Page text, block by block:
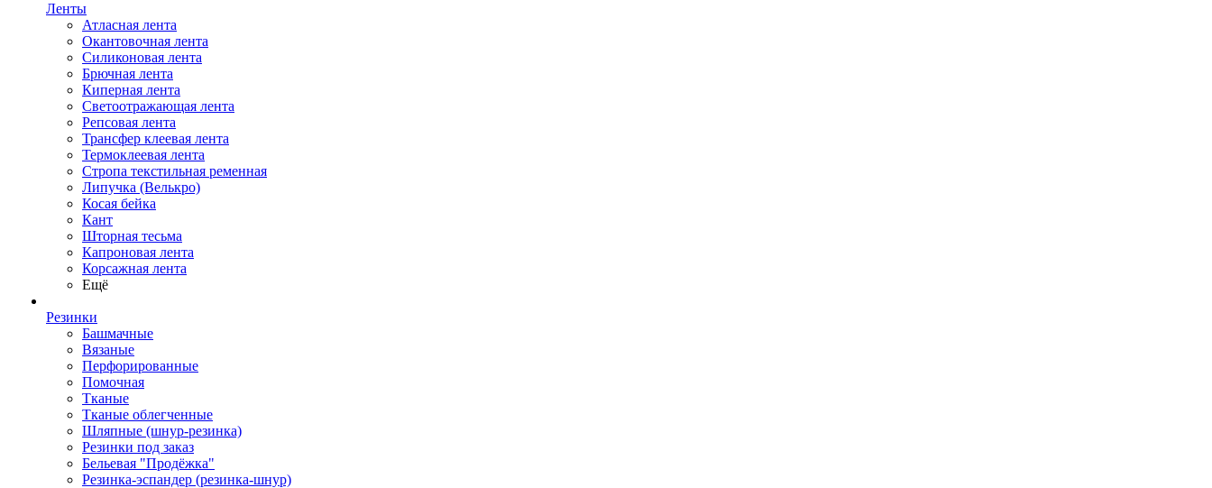
Ленты
Атласная лента
Окантовочная лента
Силиконовая лента
Брючная лента
Киперная лента
Светоотражающая лента
Репсовая лента
Трансфер клеевая лента
Термоклеевая лента
Стропа текстильная ременная
Липучка (Велькро)
Косая бейка
Кант
Шторная тесьма
Капроновая лента
Корсажная лента
Ещё
Резинки
Башмачные
Вязаные
Перфорированные
Помочная
Тканые
Тканые облегченные
Шляпные (шнур-резинка)
Резинки под заказ
Бельевая "Продёжка"
Резинка-эспандер (резинка-шнур)